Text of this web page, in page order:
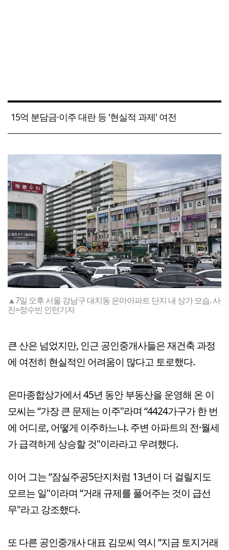
15억 분담금·이주 대란 등 '현실적 과제' 여전
▲7일 오후 서울 강남구 대치동 은마아파트 단지 내 상가 모습. 사
진=정수빈 인턴기자
큰 산은 넘었지만, 인근 공인중개사들은 재건축 과정
에 여전히 현실적인 어려움이 많다고 토로했다.
은마종합상가에서 45년 동안 부동산을 운영해 온 이
모씨는 “가장 큰 문제는 이주"라며 “4424가구가 한 번
에 어디로, 어떻게 이주하느냐. 주변 아파트의 전·월세
가 급격하게 상승할 것"이라라고 우려했다.
이어 그는 “잠실주공5단지처럼 13년이 더 걸릴지도
모르는 일"이라며 “거래 규제를 풀어주는 것이 급선
무"라고 강조했다.
또 다른 공인중개사 대표 김모씨 역시 “지금 토지거래